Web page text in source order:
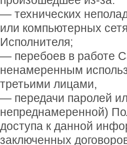
— технических
или компьютерных
Исполнителя;
— перебоев в работе
ненамеренным
третьими лицами,
— передачи паролей
непреднамеренной)
доступа к данной
заключенных